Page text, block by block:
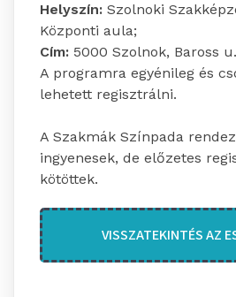
Helyszín: Szolnoki
Központi aula;
Cím: 5000 Szolnok, Baross
A programra egyénileg és
lehetett regisztrálni.
A Szakmák Színpada
ingyenesek, de előzetes
kötöttek.
VISSZATEKINTÉS AZ